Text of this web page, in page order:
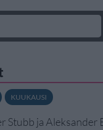
KUUKAUSI
Stubb ja Aleksander